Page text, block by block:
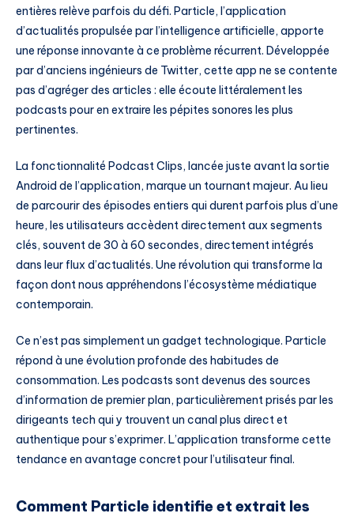
entières relève parfois du défi. Particle, l’application
d’actualités propulsée par l’intelligence artificielle, apporte
une réponse innovante à ce problème récurrent. Développée
par d’anciens ingénieurs de Twitter, cette app ne se contente
pas d’agréger des articles : elle écoute littéralement les
podcasts pour en extraire les pépites sonores les plus
pertinentes.
La fonctionnalité Podcast Clips, lancée juste avant la sortie
Android de l’application, marque un tournant majeur. Au lieu
de parcourir des épisodes entiers qui durent parfois plus d’une
heure, les utilisateurs accèdent directement aux segments
clés, souvent de 30 à 60 secondes, directement intégrés
dans leur flux d’actualités. Une révolution qui transforme la
façon dont nous appréhendons l’écosystème médiatique
contemporain.
Ce n’est pas simplement un gadget technologique. Particle
répond à une évolution profonde des habitudes de
consommation. Les podcasts sont devenus des sources
d’information de premier plan, particulièrement prisés par les
dirigeants tech qui y trouvent un canal plus direct et
authentique pour s’exprimer. L’application transforme cette
tendance en avantage concret pour l’utilisateur final.
Comment Particle identifie et extrait les